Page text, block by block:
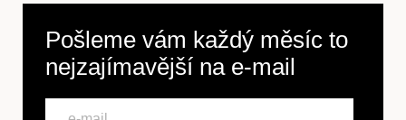
Pošleme vám každý měsíc to
nejzajímavější na e-mail